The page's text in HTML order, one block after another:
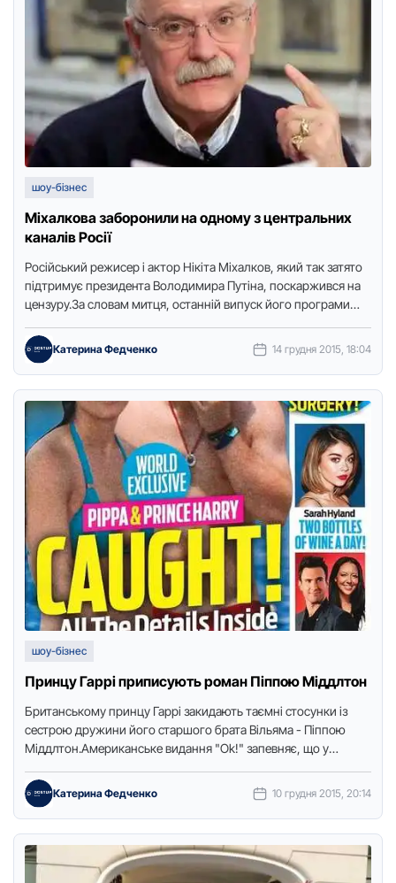
шоу-бізнес
Міхалкова заборонили на одному з центральних
каналів Росії
Російський режисер і актор Нікіта Міхалков, який так затято
підтримує президента Володимира Путіна, поскаржився на
цензуру.За словам митця, останній випуск його програми
Катерина Федченко 14 грудня 2015, 18:04
шоу-бізнес
Принцу Гаррі приписують роман Піппою Міддлтон
Британському принцу Гаррі закидають таємні стосунки із
сестрою дружини його старшого брата Вільяма - Піппою
Міддлтон.Американське видання "Ok!" запевняє, що у
Катерина Федченко 10 грудня 2015, 20:14